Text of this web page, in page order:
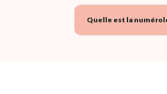
Quelle est la